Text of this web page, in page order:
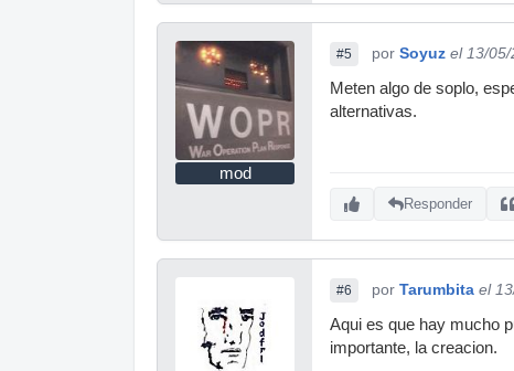
mod
#5 por Soyuz el 13/
Meten algo de soplo,
alternativas.
Responder
#6 por Tarumbita el
Aqui es que hay mucho
importante, la creacion.